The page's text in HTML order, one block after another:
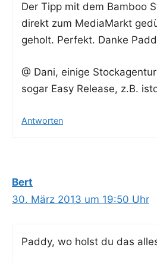
Der Tipp mit dem Bam­boo
direkt zum Media­Markt
geholt. Per­fekt. Dan­ke
@ Dani, eini­ge
sogar Easy Release, z.B.
Antworten
Bert
30. März 2013 um 19:50 Uhr
Pad­dy, wo holst du das